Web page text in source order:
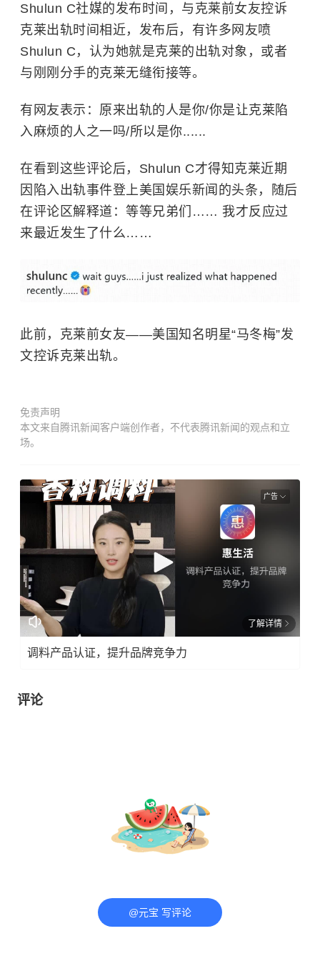
Shulun C社媒的发布时间，与克莱前女友控诉
克莱出轨时间相近，发布后，有许多网友喷
Shulun C，认为她就是克莱的出轨对象，或者
与刚刚分手的克莱无缝衔接等。
有网友表示：原来出轨的人是你/你是让克莱陷
入麻烦的人之一吗/所以是你......
在看到这些评论后，Shulun C才得知克莱近期
因陷入出轨事件登上美国娱乐新闻的头条，随后
在评论区解释道：等等兄弟们…… 我才反应过
来最近发生了什么……
此前，克莱前女友——美国知名明星“马冬梅”发
文控诉克莱出轨。
免责声明
本文来自腾讯新闻客户端创作者，不代表腾讯新闻的观点和立
场。
广告
了解详情
调料产品认证，提升品牌竞争力
评论
@元宝 写评论